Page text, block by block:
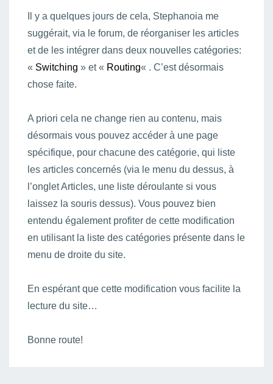
Il y a quelques jours de cela, Stephanoia me
suggérait, via le forum, de réorganiser les articles
et de les intégrer dans deux nouvelles catégories:
« Switching » et « Routing« . C’est désormais
chose faite.
A priori cela ne change rien au contenu, mais
désormais vous pouvez accéder à une page
spécifique, pour chacune des catégorie, qui liste
les articles concernés (via le menu du dessus, à
l’onglet Articles, une liste déroulante si vous
laissez la souris dessus). Vous pouvez bien
entendu également profiter de cette modification
en utilisant la liste des catégories présente dans le
menu de droite du site.
En espérant que cette modification vous facilite la
lecture du site…
Bonne route!